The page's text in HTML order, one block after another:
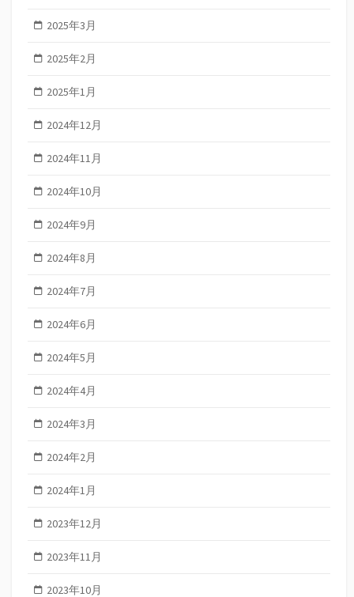
2025年3月
2025年2月
2025年1月
2024年12月
2024年11月
2024年10月
2024年9月
2024年8月
2024年7月
2024年6月
2024年5月
2024年4月
2024年3月
2024年2月
2024年1月
2023年12月
2023年11月
2023年10月